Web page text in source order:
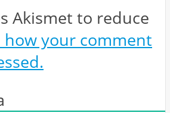
Akismet to reduce
how your comment